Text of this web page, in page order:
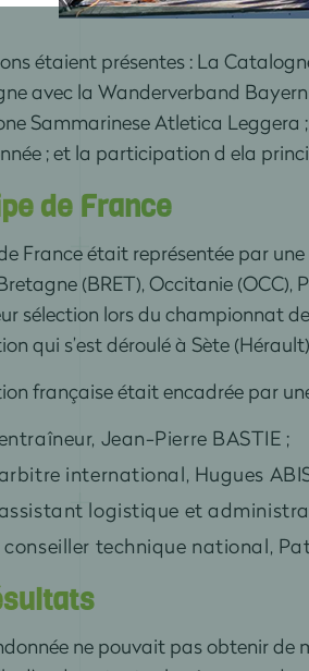
étaient présentes : La
avec la Wanderverband
Sammarinese Atletica Leggera
; et la participation d ela
de France
France était représentée par
(BRET), Occitanie (OCC),
sélection lors du championnat
qui s’est déroulé à Sète
française était encadrée par
Jean-Pierre BASTIE ;
arbitre international, Hugues
assistant logistique et
conseiller technique national,
ne pouvait pas obtenir de